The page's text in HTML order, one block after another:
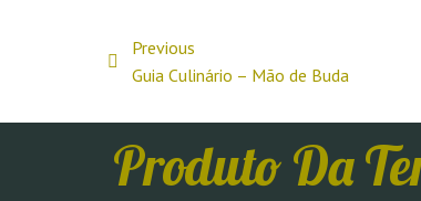
Previous
Guia Culinário – Mão de Buda
Produto Da